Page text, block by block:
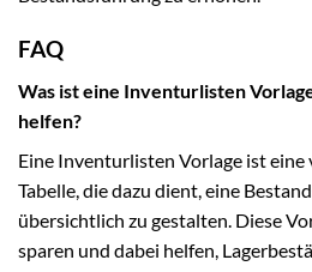
FAQ
Was ist eine Inventurlisten
helfen?
Eine Inventurlisten Vorlage ist eine
Tabelle, die dazu dient, eine
übersichtlich zu gestalten. Diese
sparen und dabei helfen,